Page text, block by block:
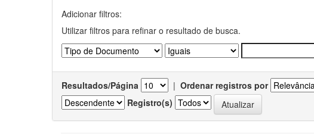
Adicionar filtros:
Utilizar filtros para refinar o resultado de busca.
Resultados/Página | Ordenar registros por
Registro(s)